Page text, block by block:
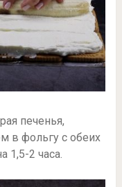
печенья,
в фольгу с обеих
1,5-2 часа.